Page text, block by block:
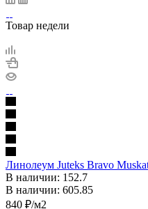
Товар недели
Линолеум Juteks Bravo
В наличии: 152.7
В наличии: 605.85
840 ₽/м2